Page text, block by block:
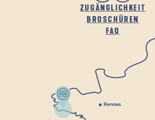
ZUGÄNGLICHKEIT
BROSCHÜREN
FAQ